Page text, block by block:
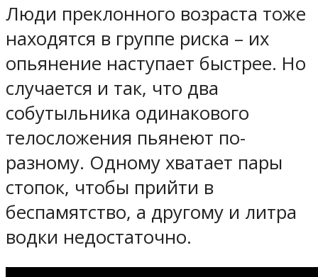
Люди преклонного возраста тоже
находятся в группе риска – их
опьянение наступает быстрее. Но
случается и так, что два
собутыльника одинакового
телосложения пьянеют по-
разному. Одному хватает пары
стопок, чтобы прийти в
беспамятство, а другому и литра
водки недостаточно.